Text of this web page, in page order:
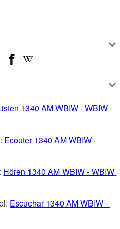
1340 AM WBIW - WBIW
Ecouter 1340 AM WBIW -
Hören 1340 AM WBIW - WBIW
Escuchar 1340 AM WBIW -